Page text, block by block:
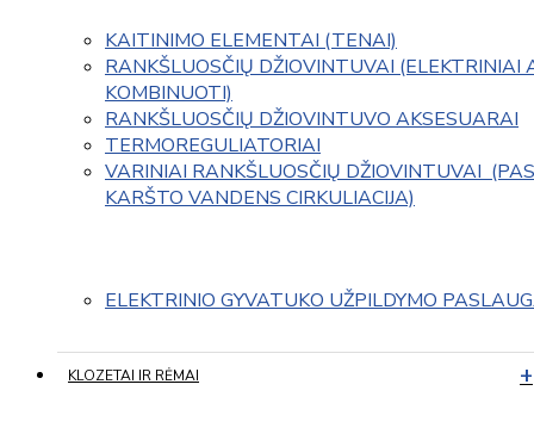
KAITINIMO ELEMENTAI (TENAI)
RANKŠLUOSČIŲ DŽIOVINTUVAI (ELEKTRINIAI
KOMBINUOTI)
RANKŠLUOSČIŲ DŽIOVINTUVO AKSESUARAI
TERMOREGULIATORIAI
VARINIAI RANKŠLUOSČIŲ DŽIOVINTUVAI
KARŠTO VANDENS CIRKULIACIJA)
ELEKTRINIO GYVATUKO UŽPILDYMO
KLOZETAI IR RĖMAI